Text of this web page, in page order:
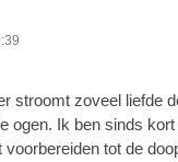
stroomt zoveel liefde
ogen. Ik ben sinds
voorbereiden tot de